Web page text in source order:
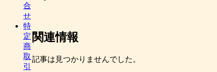
関連情報
記事は見つかりませんでした。
合
せ
特
定
商
取
引